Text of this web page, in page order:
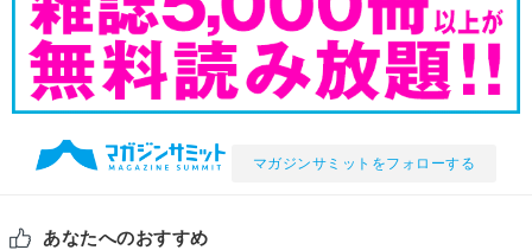
マガジンサミットをフォローする
あなたへのおすすめ